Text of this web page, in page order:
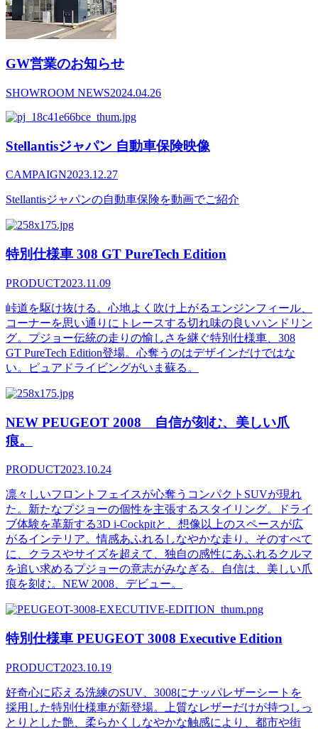
GW営業のお知らせ
SHOWROOM NEWS2024.04.26
Stellantisジャパン 自動車保険映像
CAMPAIGN2023.12.27
Stellantisジャパンの自動車保険を動画でご紹介
特別仕様車 308 GT PureTech Edition
PRODUCT2023.11.09
峠道を駆け抜ける。心地よく吹け上がるエンジンフィール、
コーナーを思い通りにトレースする切れ味の良いハンドリン
グ。プジョー伝統の走りの愉しさを継ぐ特別仕様車、308
GT PureTech Edition登場。心奪うのはデザインだけではな
い。ピュアドライビングがいま蘇る。
NEW PEUGEOT 2008 自信が刻む、美しい爪
痕。
PRODUCT2023.10.24
凛々しいフロントフェイスが心奪うコンパクトSUVが現れ
た。新たなプジョーの個性を主張するスタイリング。ドライ
ブ体験を革新する3D i-Cockpitと、想像以上のスペースが広
がるインテリア。情感あふれるしなやかな走り。そのすべて
に、クラスやサイズを超えて、独自の感性にあふれるクルマ
を追い求めるプジョーの意志がみなぎる。自信は、美しい爪
痕を刻む。NEW 2008、デビュー。
特別仕様車 PEUGEOT 3008 Executive Edition
PRODUCT2023.10.19
好奇心に応える洗練のSUV、3008にナッパレザーシートを
採用した特別仕様車が新登場。上質なレザーだけが持つしっ
とりとした艶、柔らかくしなやかな触感により、都市や街